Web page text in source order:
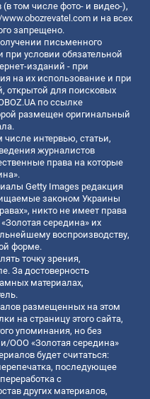
том числе фото- и видео-),
и на всех
запрещено.
письменного
условии обязательной
изданий - при
на их использование и при
открытой для поисковых
по ссылке
размещен оригинальный
числе интервью, статьи,
журналистов
права на которые
Getty Images редакция
законом Украины
никто не имеет права
середина» их
воспроизводству,
форме.
точку зрения,
За достоверность
материалах,
размещенных на этом
на страницу этого сайта,
упоминания, но без
ООО «Золотая середина»
будет считаться:
последующее
с
других материалов,